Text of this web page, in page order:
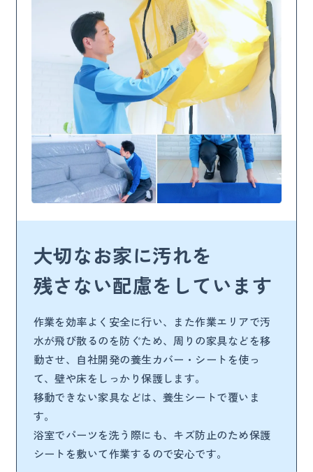
大切なお家に汚れを
残さない配慮をしています
作業を効率よく安全に行い、また作業エリアで汚
水が飛び散るのを防ぐため、周りの家具などを移
動させ、自社開発の養生カバー・シートを使っ
て、壁や床をしっかり保護します。
移動できない家具などは、養生シートで覆いま
す。
浴室でパーツを洗う際にも、キズ防止のため保護
シートを敷いて作業するので安心です。